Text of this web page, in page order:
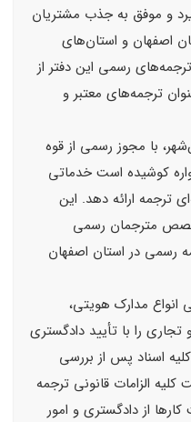
و موفق به جذب مشتریان
اصفهان و استان‌های
رسمی این دفتر از
ترجمه‌های معتبر و
با مجوز رسمی از قوه
کوشیده است خدماتی
ترجمه ارائه دهد. این
مترجمان رسمی
رسمی در استان اصفهان
مدارک هویتی،
را با تأیید دادگستری
اسناد پس از بررسی
کلیه الزامات قانونی ترجمه
از دادگستری و امور